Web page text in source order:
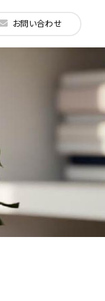
お問い合わせ